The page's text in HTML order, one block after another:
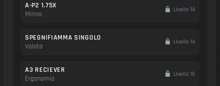
A-P2 1.75X
Mirino
Livello 14
SPEGNIFIAMMA SINGOLO
Volata
Livello 14
A3 RECIEVER
Ergonomia
Livello 15